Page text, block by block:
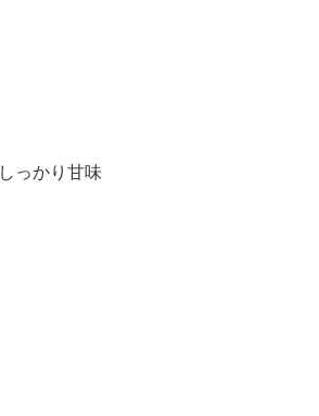
しっかり 甘味